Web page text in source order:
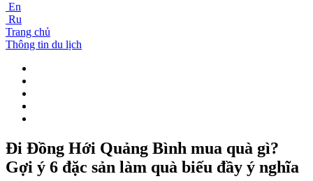
En
Ru
Trang chủ
Thông tin du lịch
Đi Đồng Hới Quảng Bình mua quà gì?
Gợi ý 6 đặc sản làm quà biếu đầy ý nghĩa